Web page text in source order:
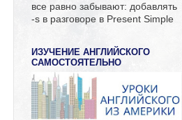
все равно забывают: добавлять
-s в разговоре в Present Simple
ИЗУЧЕНИЕ АНГЛИЙСКОГО
САМОСТОЯТЕЛЬНО